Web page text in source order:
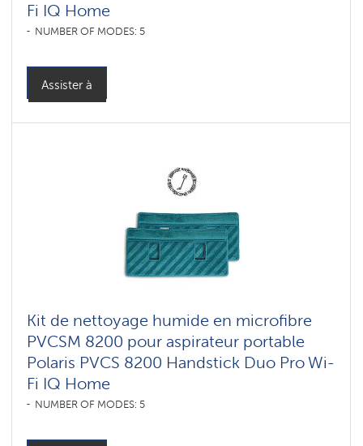
Fi IQ Home
NUMBER OF MODES: 5
Assister à
Kit de nettoyage humide en microfibre
PVCSM 8200 pour aspirateur portable
Polaris PVCS 8200 Handstick Duo Pro Wi-
Fi IQ Home
NUMBER OF MODES: 5